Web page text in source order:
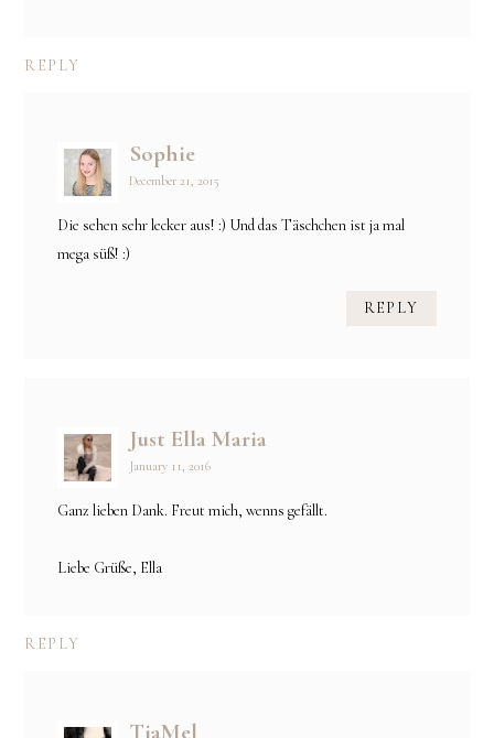
REPLY
Sophie
December 21, 2015
Die sehen sehr lecker aus! :) Und das Täschchen ist ja mal
mega süß! :)
REPLY
Just Ella Maria
January 11, 2016
Ganz lieben Dank. Freut mich, wenns gefällt.
Liebe Grüße, Ella
REPLY
TiaMel